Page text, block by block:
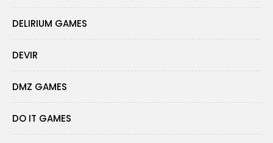
DELIRIUM GAMES
DEVIR
DMZ GAMES
DO IT GAMES